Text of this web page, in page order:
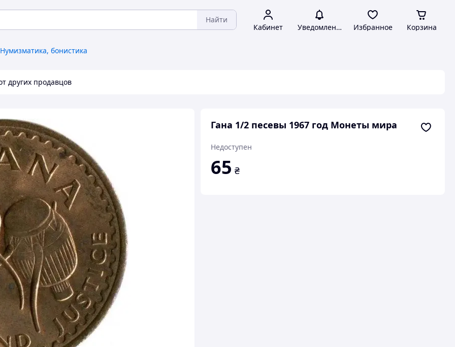
Найти
Кабинет Уведомления Избранное Корзина
Нумизматика, бонистика
других продавцов
Гана 1/2 песевы 1967 год Монеты мира
Недоступен
65 ₴